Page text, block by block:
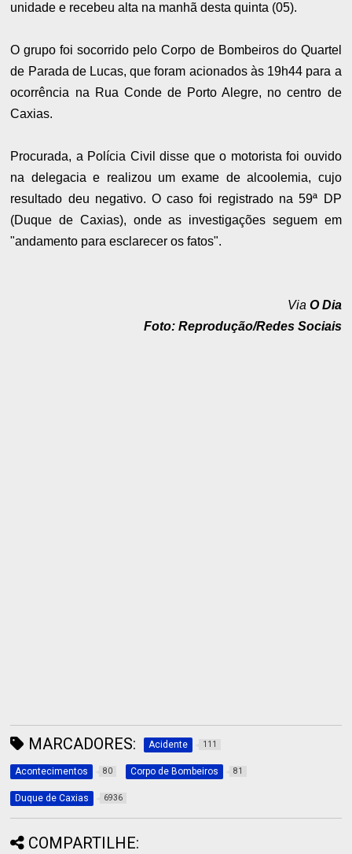
unidade e recebeu alta na manhã desta quinta (05).
O grupo foi socorrido pelo Corpo de Bombeiros do Quartel
de Parada de Lucas, que foram acionados às 19h44 para a
ocorrência na Rua Conde de Porto Alegre, no centro de
Caxias.
Procurada, a Polícia Civil disse que o motorista foi ouvido
na delegacia e realizou um exame de alcoolemia, cujo
resultado deu negativo. O caso foi registrado na 59ª DP
(Duque de Caxias), onde as investigações seguem em
"andamento para esclarecer os fatos".
Via O Dia
Foto: Reprodução/Redes Sociais
MARCADORES: Acidente 111
Acontecimentos 80 Corpo de Bombeiros 81
Duque de Caxias 6936
COMPARTILHE: